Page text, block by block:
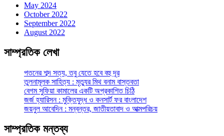
May 2024
October 2022
September 2022
August 2022
সাম্প্রতিক লেখা
পতনের শব্দ সত্য, তবু যেতে হবে বহু দূর
তুলনামূলক সাহিত্য : মৃত্যুর মিথ বনাম বাস্তবতা
বেগম সুফিয়া কামালের একটি অপ্রকাশিত চিঠি
জর্জ হ্যারিসন : মুক্তিযুদ্ধ ও কনসার্ট ফর বাংলাদেশ
জয়নুল আবেদিন : মন্বন্তর, জাতীয়তাবাদ ও আত্মপরিচয়
সাম্প্রতিক মন্তব্য